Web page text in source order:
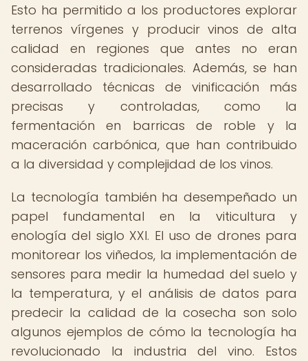
Esto ha permitido a los productores explorar
terrenos vírgenes y producir vinos de alta
calidad en regiones que antes no eran
consideradas tradicionales. Además, se han
desarrollado técnicas de vinificación más
precisas y controladas, como la
fermentación en barricas de roble y la
maceración carbónica, que han contribuido
a la diversidad y complejidad de los vinos.
La tecnología también ha desempeñado un
papel fundamental en la viticultura y
enología del siglo XXI. El uso de drones para
monitorear los viñedos, la implementación de
sensores para medir la humedad del suelo y
la temperatura, y el análisis de datos para
predecir la calidad de la cosecha son solo
algunos ejemplos de cómo la tecnología ha
revolucionado la industria del vino. Estos